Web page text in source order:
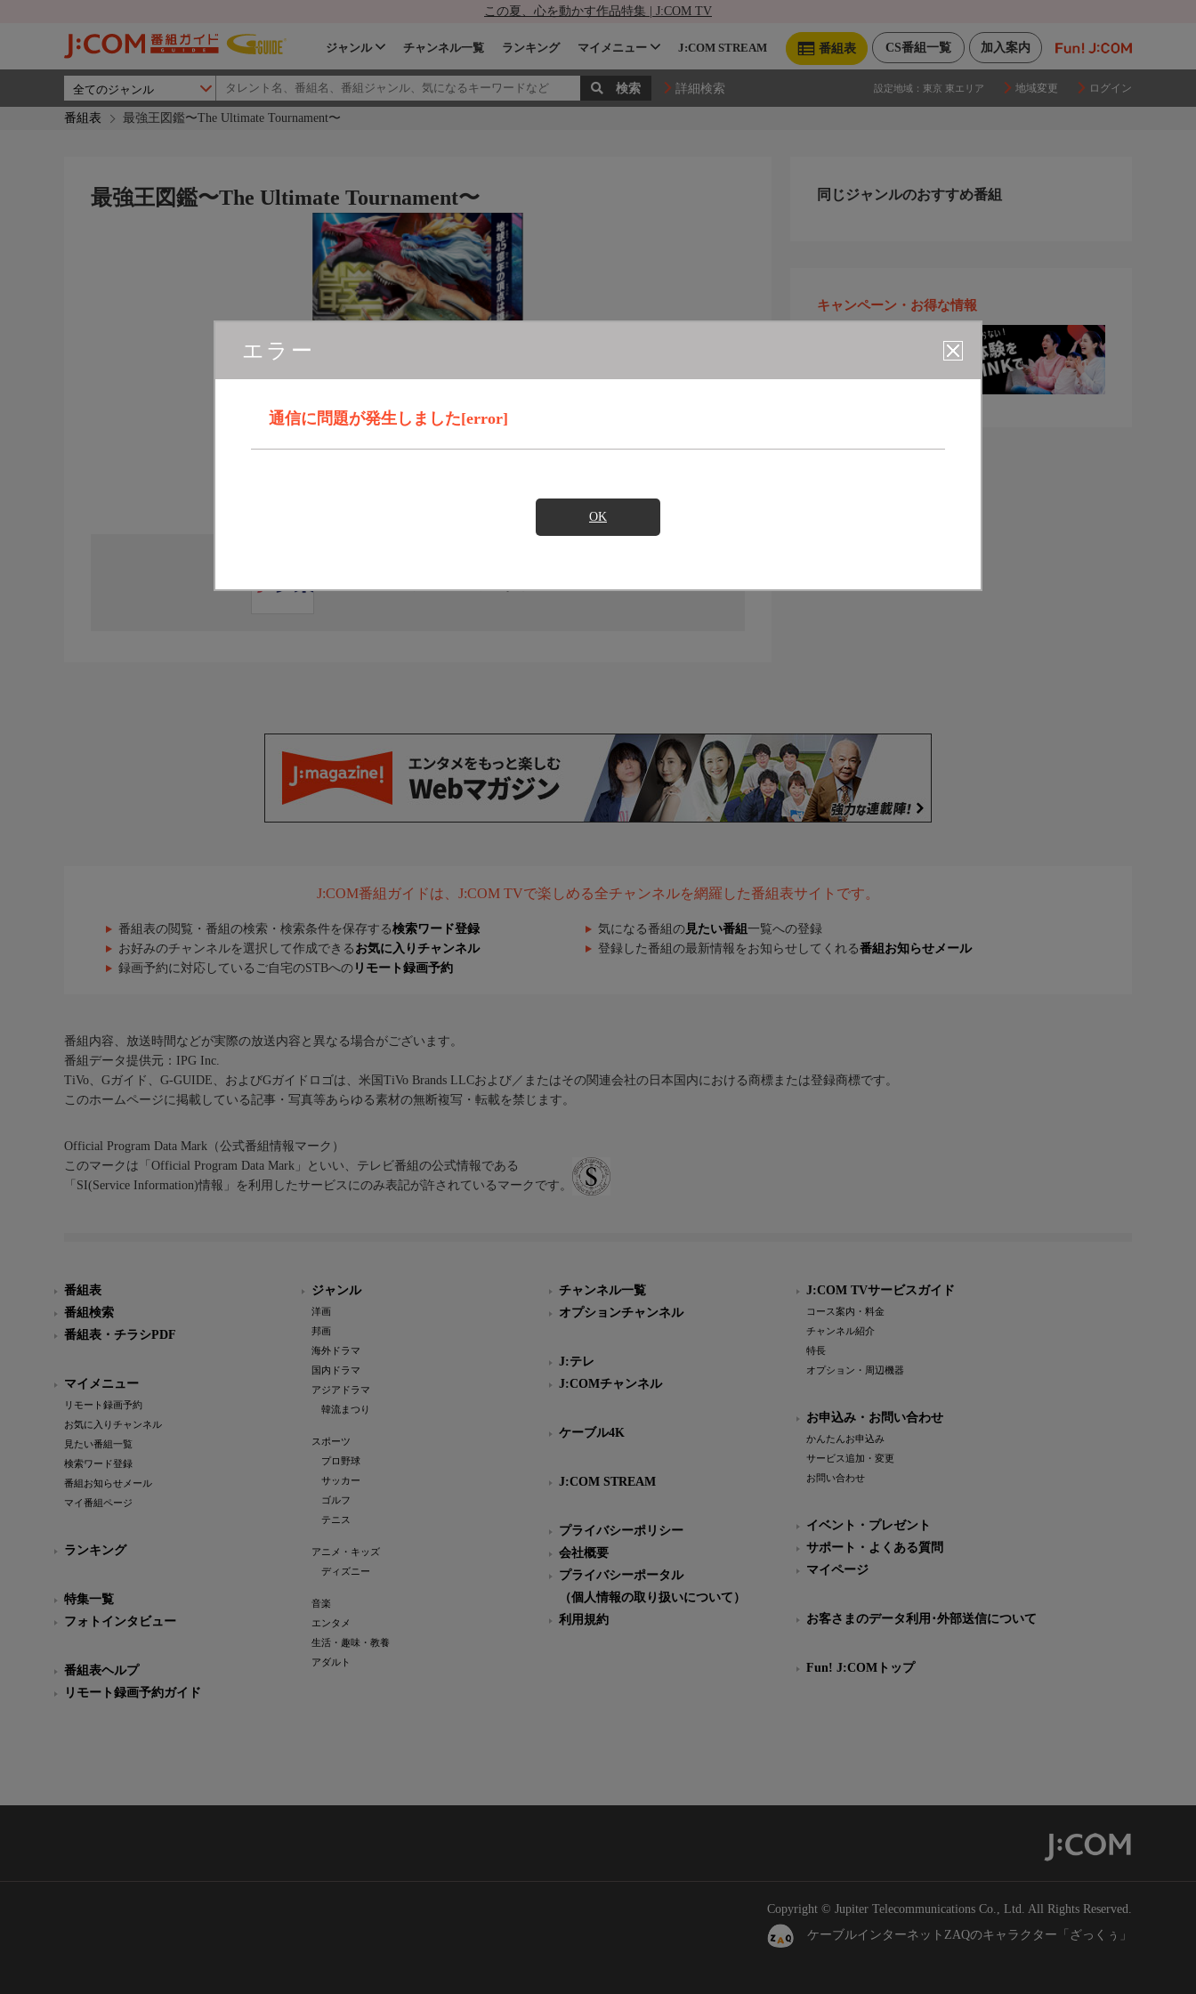
この夏、心を動かす作品特集 | J:COM TV
加入案内
CS番組一覧
番組表
ジャンル チャンネル一覧 ランキング マイメニュー J:COM STREAM
詳細検索 設定地域： 東京 東エリア 地域変更 ログイン
番組表 最強王図鑑〜The Ultimate Tournament〜
エラー
通信に問題が発生しました[error]
OK
最強王図鑑〜The Ultimate Tournament〜 同じジャンルのおすすめ番組
キャンペーン・お得な情報
J:COM番組ガイドは、J:COM TVで楽しめる全チャンネルを網羅した番組表サイトです。
番組表の閲覧・番組の検索・検索条件を保存する検索ワード登録 気になる番組の 見たい番組 一覧への登録
お好みのチャンネルを選択して作成できる お気に入りチャンネル 登録した番組の最新情報をお知らせしてくれる番組お知らせメール
録画予約に対応しているご自宅のSTBへの リモート録画予約
番組内容、放送時間などが実際の放送内容と異なる場合がございます。
番組データ提供元：IPG Inc.
TiVo、Gガイド、G-GUIDE、およびGガイドロゴは、米国TiVo Brands LLCおよび／またはその関連会社の日本国内における商標または登録商標です。
このホームページに掲載している記事・写真等あらゆる素材の無断複写・転載を禁じます。
Official Program Data Mark（公式番組情報マーク）
このマークは「Official Program Data Mark」といい、テレビ番組の公式情報である
「SI(Service Information)情報」を利用したサービスにのみ表記が許されているマークです。
番組表
番組検索
番組表・チラシPDF
マイメニュー
リモート録画予約
お気に入りチャンネル
見たい番組一覧
検索ワード登録
番組お知らせメール
マイ番組ページ
ランキング
特集一覧
フォトインタビュー
番組表ヘルプ
リモート録画予約ガイド
ジャンル
洋画
邦画
海外ドラマ
国内ドラマ
アジアドラマ
韓流まつり
スポーツ
プロ野球
サッカー
ゴルフ
テニス
アニメ・キッズ
ディズニー
音楽
エンタメ
生活・趣味・教養
アダルト
チャンネル一覧
オプションチャンネル
J:テレ
J:COMチャンネル
ケーブル4K
J:COM STREAM
プライバシーポリシー
会社概要
プライバシーポータル
（個人情報の取り扱いについて）
利用規約
J:COM TVサービスガイド
コース案内・料金
チャンネル紹介
特長
オプション・周辺機器
お申込み・お問い合わせ
かんたんお申込み
サービス追加・変更
お問い合わせ
イベント・プレゼント
サポート・よくある質問
マイページ
お客さまのデータ利用･外部送信について
Fun! J:COMトップ
Copyright © Jupiter Telecommunications Co., Ltd. All Rights Reserved.
ケーブルインターネットZAQのキャラクター「ざっくぅ」